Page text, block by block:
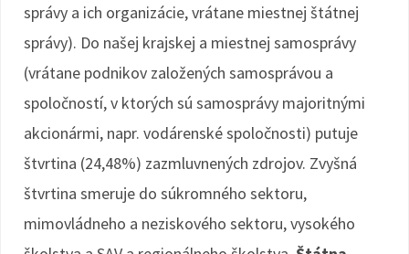
správy a ich organizácie, vrátane miestnej štátnej
správy). Do našej krajskej a miestnej samosprávy
(vrátane podnikov založených samosprávou a
spoločností, v ktorých sú samosprávy majoritnými
akcionármi, napr. vodárenské spoločnosti) putuje
štvrtina (24,48%) zazmluvnených zdrojov. Zvyšná
štvrtina smeruje do súkromného sektoru,
mimovládneho a neziskového sektoru, vysokého